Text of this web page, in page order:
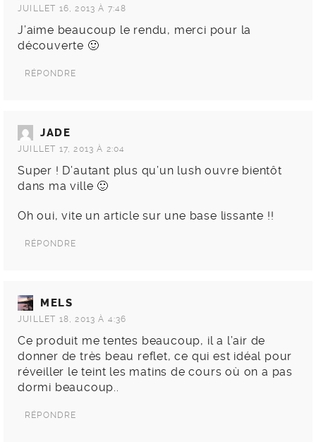
JUILLET 16, 2013 À 7:48
J’aime beaucoup le rendu, merci pour la
découverte 🙂
RÉPONDRE
JADE
JUILLET 17, 2013 À 2:04
Super ! D’autant plus qu’un lush ouvre bientôt
dans ma ville 🙂
Oh oui, vite un article sur une base lissante !!
RÉPONDRE
MELS
JUILLET 18, 2013 À 4:36
Ce produit me tentes beaucoup, il a l’air de
donner de très beau reflet, ce qui est idéal pour
réveiller le teint les matins de cours où on a pas
dormi beaucoup..
RÉPONDRE